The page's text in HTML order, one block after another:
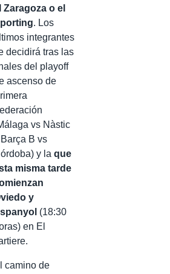
Zaragoza o el
. Los
integrantes
decidirá tras las
del playoff
ascenso de
vs Nàstic
B vs
y la que
misma tarde
y
(18:30
en El
camino de